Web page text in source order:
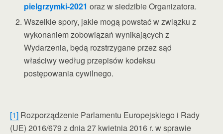
pielgrzymki-2021 oraz w siedzibie Organizatora.
Wszelkie spory, jakie mogą powstać w związku z
wykonaniem zobowiązań wynikających z
Wydarzenia, będą rozstrzygane przez sąd
właściwy według przepisów kodeksu
postępowania cywilnego.
[1] Rozporządzenie Parlamentu Europejskiego i Rady
(UE) 2016/679 z dnia 27 kwietnia 2016 r. w sprawie